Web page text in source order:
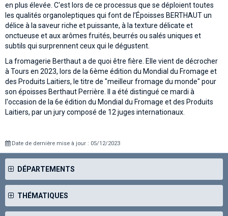
en plus élevée. C'est lors de ce processus que se déploient toutes
les qualités organoleptiques qui font de l’Époisses BERTHAUT un
délice à la saveur riche et puissante, à la texture délicate et
onctueuse et aux arômes fruités, beurrés ou salés uniques et
subtils qui surprennent ceux qui le dégustent.
La fromagerie Berthaut a de quoi être fière. Elle vient de décrocher
à Tours en 2023, lors de la 6ème édition du Mondial du Fromage et
des Produits Laitiers, le titre de "meilleur fromage du monde" pour
son époisses Berthaut Perrière. Il a été distingué ce mardi à
l'occasion de la 6e édition du Mondial du Fromage et des Produits
Laitiers, par un jury composé de 12 juges internationaux.
Date de dernière mise à jour : 05/12/2023
DÉPARTEMENTS
THÉMATIQUES